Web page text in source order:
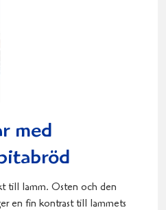
med
till lamm. Osten och den
en fin kontrast till lammets